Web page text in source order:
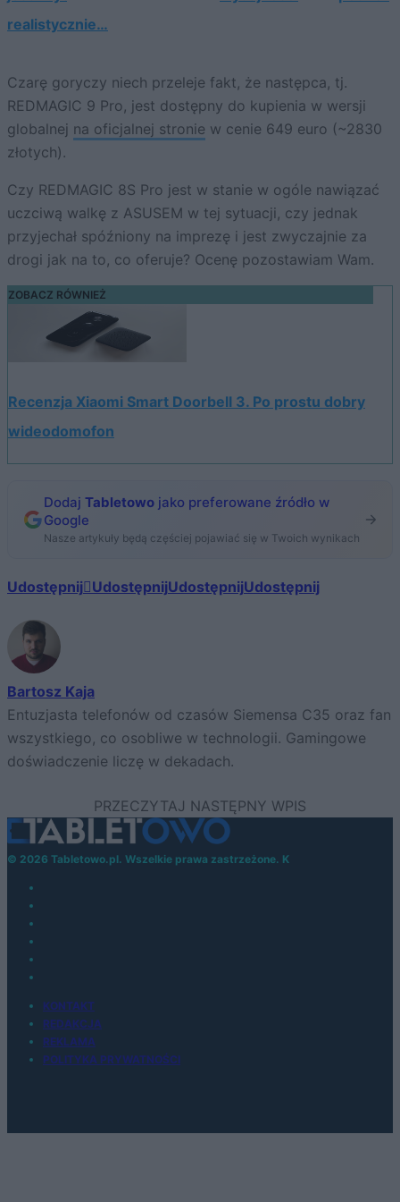
realistycznie…
Czarę goryczy niech przeleje fakt, że następca, tj.
REDMAGIC 9 Pro, jest dostępny do kupienia w wersji
globalnej na oficjalnej stronie w cenie 649 euro (~2830
złotych).
Czy REDMAGIC 8S Pro jest w stanie w ogóle nawiązać
uczciwą walkę z ASUSEM w tej sytuacji, czy jednak
przyjechał spóźniony na imprezę i jest zwyczajnie za
drogi jak na to, co oferuje? Ocenę pozostawiam Wam.
ZOBACZ RÓWNIEŻ
Recenzja Xiaomi Smart Doorbell 3. Po prostu dobry
wideodomofon
Dodaj Tabletowo jako preferowane źródło w
Google
Nasze artykuły będą częściej pojawiać się w Twoich wynikach
Udostępnij UdostępnijUdostępnijUdostępnij
Bartosz Kaja
Entuzjasta telefonów od czasów Siemensa C35 oraz fan
wszystkiego, co osobliwe w technologii. Gamingowe
doświadczenie liczę w dekadach.
© 2026 Tabletowo.pl. Wszelkie prawa zastrzeżone. K
KONTAKT
REDAKCJA
REKLAMA
POLITYKA PRYWATNOŚCI